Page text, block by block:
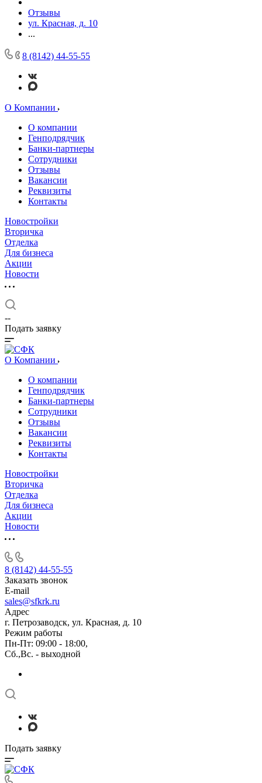
Отзывы
ул. Красная, д. 10
...
8 (8142) 44-55-55
О Компании
О компании
Генподрядчик
Банки-партнеры
Сотрудники
Отзывы
Вакансии
Реквизиты
Контакты
Новостройки
Вторичка
Отделка
Для бизнеса
Акции
Новости
--
Подать заявку
О Компании
О компании
Генподрядчик
Банки-партнеры
Сотрудники
Отзывы
Вакансии
Реквизиты
Контакты
Новостройки
Вторичка
Отделка
Для бизнеса
Акции
Новости
8 (8142) 44-55-55
Заказать звонок
E-mail
sales@sfkrk.ru
Адрес
г. Петрозаводск, ул. Красная, д. 10
Режим работы
Пн-Пт: 09:00 - 18:00,
Сб.,Вс. - выходной
Подать заявку